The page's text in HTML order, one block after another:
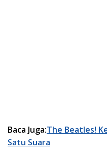
Baca Juga:The Beatles!
Satu Suara